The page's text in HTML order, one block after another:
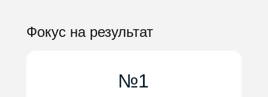
Фокус на результат
№1